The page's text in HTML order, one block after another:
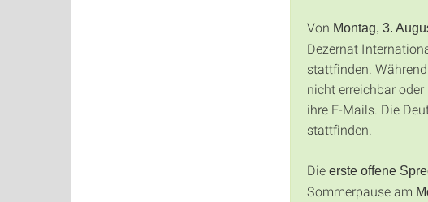
Von Montag, 3.
Dezernat
stattfinden.
nicht erreichbar
ihre E-Mails. Die
stattfinden.
Die erste offene
Sommerpause am